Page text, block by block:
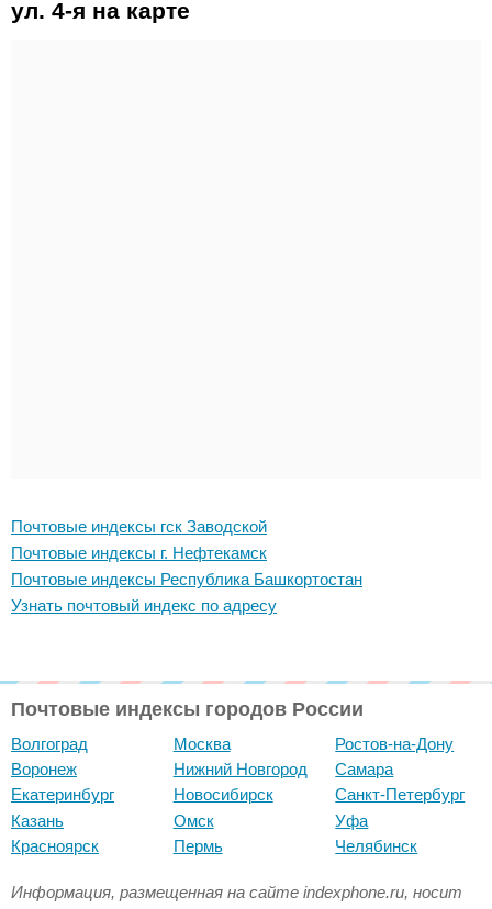
ул. 4-я на карте
Почтовые индексы гск Заводской
Почтовые индексы г. Нефтекамск
Почтовые индексы Республика Башкортостан
Узнать почтовый индекс по адресу
Почтовые индексы городов России
Волгоград
Воронеж
Екатеринбург
Казань
Красноярск
Москва
Нижний Новгород
Новосибирск
Омск
Пермь
Ростов-на-Дону
Самара
Санкт-Петербург
Уфа
Челябинск
Информация, размещенная на сайте indexphone.ru, носит